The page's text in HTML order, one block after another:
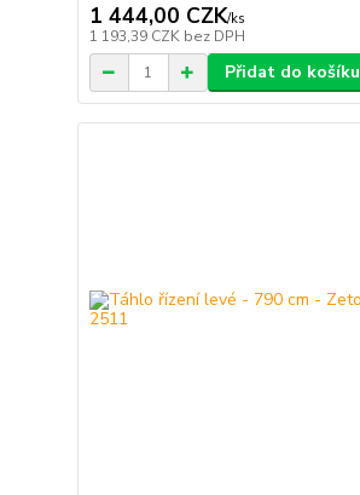
1 444,00 CZK/ks
1 193,39 CZK bez DPH
Přidat do košíku